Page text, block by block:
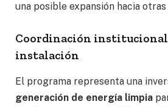
una posible expansión hacia
Coordinación institucional
instalación
El programa representa una
generación de energía limpia